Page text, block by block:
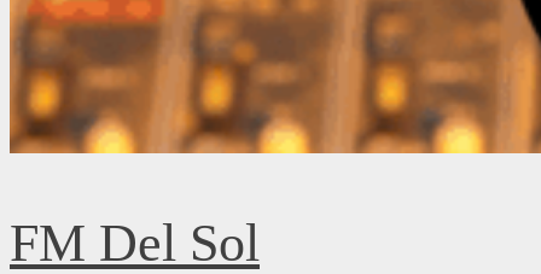
FM Del Sol